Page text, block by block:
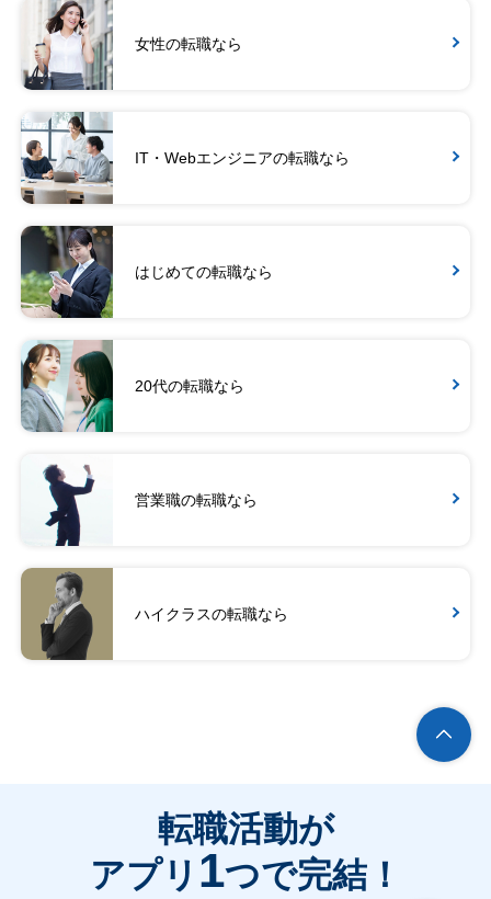
女性の転職なら
IT・Webエンジニアの転職なら
はじめての転職なら
20代の転職なら
営業職の転職なら
ハイクラスの転職なら
転職活動が
アプリ 1つで完結！